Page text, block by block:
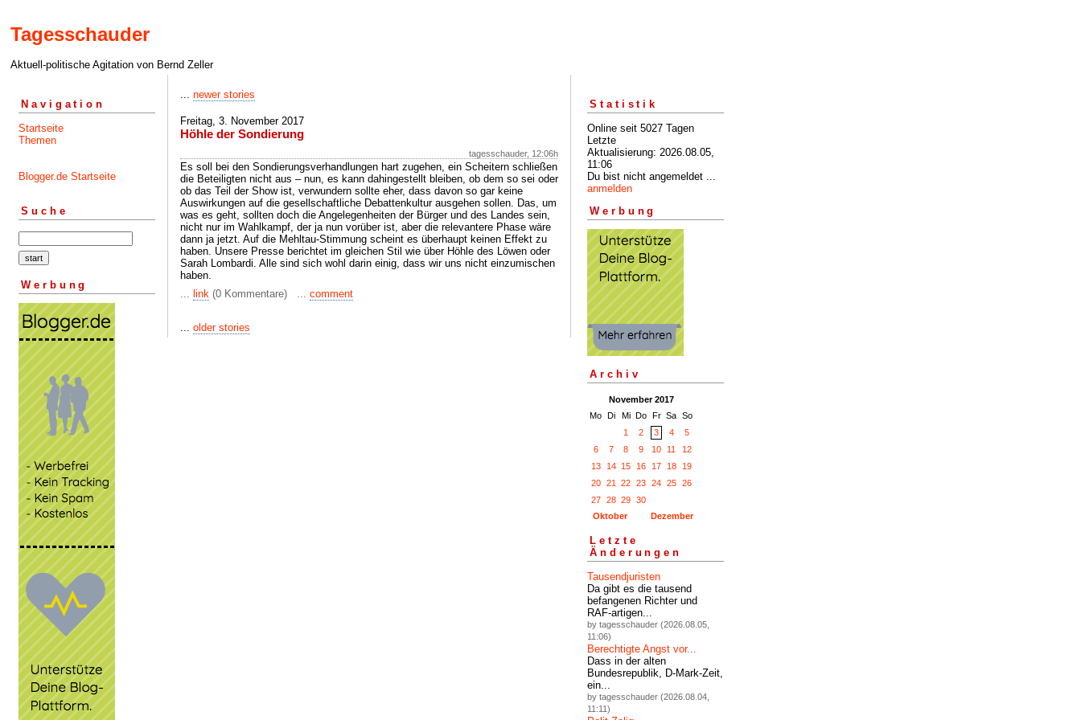
Tagesschauder
Aktuell-politische Agitation von Bernd Zeller
Navigation
Startseite
Themen
Blogger.de Startseite
Suche
Werbung
... newer stories
Freitag, 3. November 2017
Höhle der Sondierung
tagesschauder, 12:06h
Es soll bei den Sondierungsverhandlungen hart zugehen, ein Scheitern schließen
die Beteiligten nicht aus – nun, es kann dahingestellt bleiben, ob dem so sei oder
ob das Teil der Show ist, verwundern sollte eher, dass davon so gar keine
Auswirkungen auf die gesellschaftliche Debattenkultur ausgehen sollen. Das, um
was es geht, sollten doch die Angelegenheiten der Bürger und des Landes sein,
nicht nur im Wahlkampf, der ja nun vorüber ist, aber die relevantere Phase wäre
dann ja jetzt. Auf die Mehltau-Stimmung scheint es überhaupt keinen Effekt zu
haben. Unsere Presse berichtet im gleichen Stil wie über Höhle des Löwen oder
Sarah Lombardi. Alle sind sich wohl darin einig, dass wir uns nicht einzumischen
haben.
... link (0 Kommentare) ... comment
... older stories
Statistik
Online seit 5027 Tagen
Letzte
Aktualisierung: 2026.08.05,
11:06
Du bist nicht angemeldet ...
anmelden
Werbung
Archiv
November 2017
Mo Di Mi Do Fr Sa So
1
2 3 4
5
6
7 8 9 10 11
12
13
14 15 16 17 18
19
20
21 22 23 24 25
26
27
28 29 30
Oktober
Dezember
Letzte
Änderungen
Tausendjuristen
Da gibt es die tausend
befangenen Richter und
RAF-artigen...
by tagesschauder (2026.08.05,
11:06)
Berechtigte Angst vor...
Dass in der alten
Bundesrepublik, D-Mark-Zeit,
ein...
by tagesschauder (2026.08.04,
11:11)